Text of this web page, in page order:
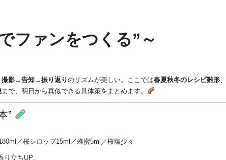
ファンをつくる”～
影→告知→振り返りのリズムが美しい。ここでは春夏秋冬のレシピ雛形、
まで、明日から真似できる具体策をまとめます。
”
／桜シロップ15ml／蜂蜜5ml／桜塩少々
り立ちUP。